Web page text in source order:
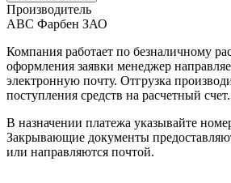
Производитель
АВС Фарбен ЗАО
Компания работает по безналичному
оформления заявки менеджер
электронную почту. Отгрузка
поступления средств на расчетный счет.
В назначении платежа указывайте
Закрывающие документы
или направляются почтой.